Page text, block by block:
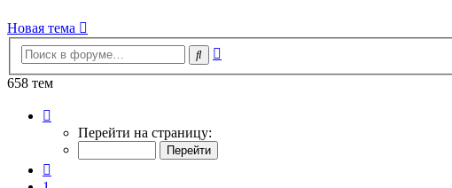
Новая тема
Поиск
658 тем
Перейти на страницу: